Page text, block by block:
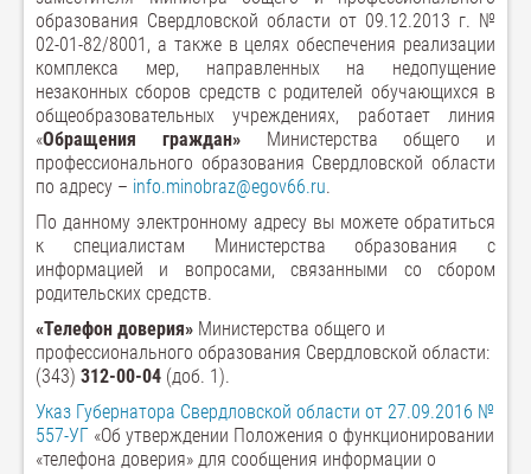
образования Свердловской области от 09.12.2013 г. №
02-01-82/8001, а также в целях обеспечения реализации
комплекса мер, направленных на недопущение
незаконных сборов средств с родителей обучающихся в
общеобразовательных учреждениях, работает линия
«Обращения граждан»Министерства общего и
профессионального образования Свердловской области
по адресу – info.minobraz@egov66.ru.
По данному электронному адресу вы можете обратиться
к специалистам Министерства образования с
информацией и вопросами, связанными со сбором
родительских средств.
«Телефон доверия» Министерства общего и
профессионального образования Свердловской области:
(343) 312-00-04 (доб. 1).
Указ Губернатора Свердловской области от 27.09.2016 №
557-УГ «Об утверждении Положения о функционировании
«телефона доверия» для сообщения информации о